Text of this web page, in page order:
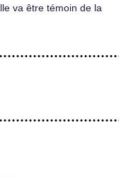
va être témoin de la